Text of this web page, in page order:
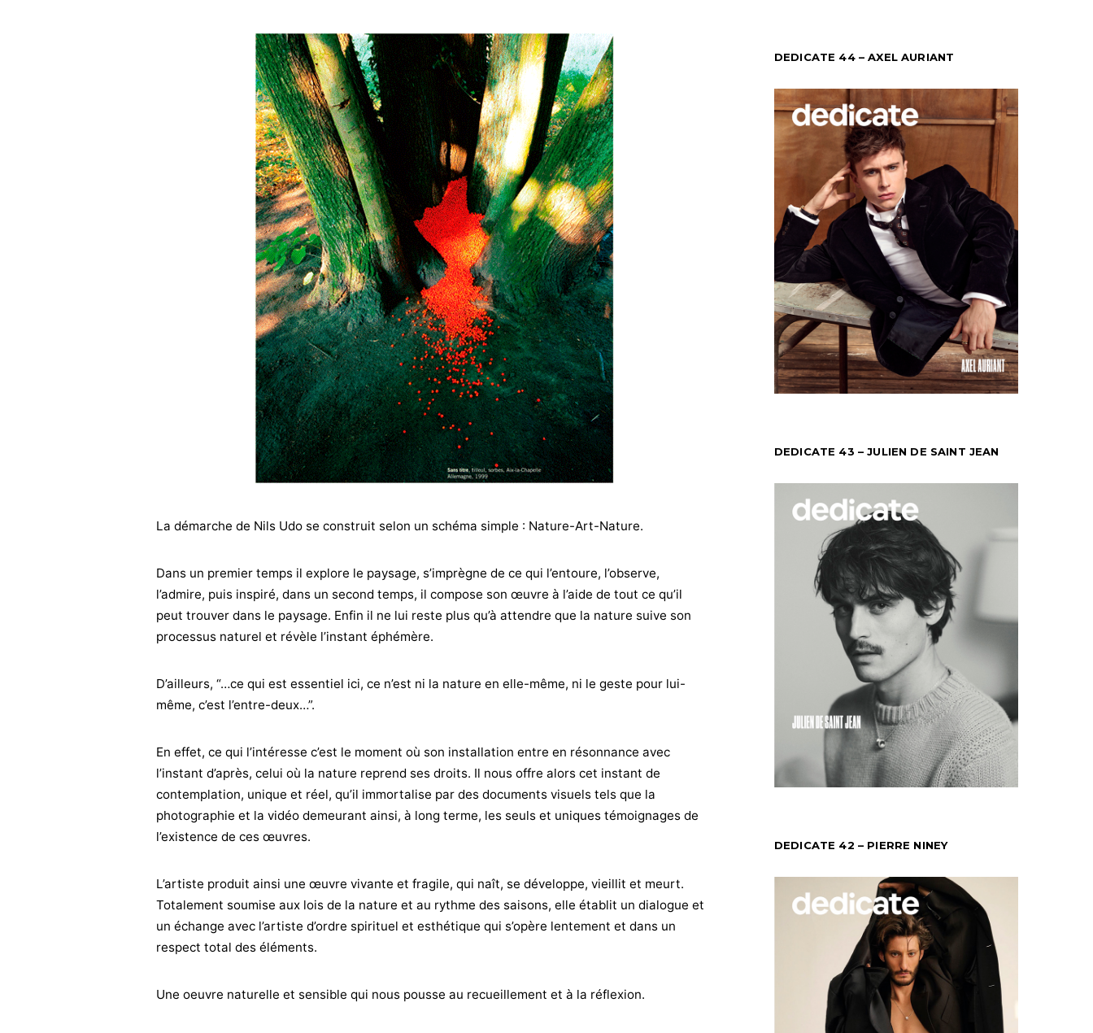
La démarche de Nils Udo se construit selon un schéma simple : Nature-Art-Nature.
Dans un premier temps il explore le paysage, s’imprègne de ce qui l’entoure, l’observe,
l’admire, puis inspiré, dans un second temps, il compose son œuvre à l’aide de tout ce qu’il
peut trouver dans le paysage. Enfin il ne lui reste plus qu’à attendre que la nature suive son
processus naturel et révèle l’instant éphémère.
D’ailleurs, “…ce qui est essentiel ici, ce n’est ni la nature en elle-même, ni le geste pour lui-
même, c’est l’entre-deux…”.
En effet, ce qui l’intéresse c’est le moment où son installation entre en résonnance avec
l’instant d’après, celui où la nature reprend ses droits. Il nous offre alors cet instant de
contemplation, unique et réel, qu’il immortalise par des documents visuels tels que la
photographie et la vidéo demeurant ainsi, à long terme, les seuls et uniques témoignages de
l’existence de ces œuvres.
L’artiste produit ainsi une œuvre vivante et fragile, qui naît, se développe, vieillit et meurt.
Totalement soumise aux lois de la nature et au rythme des saisons, elle établit un dialogue et
un échange avec l’artiste d’ordre spirituel et esthétique qui s’opère lentement et dans un
respect total des éléments.
Une oeuvre naturelle et sensible qui nous pousse au recueillement et à la réflexion.
DEDICATE 44 – AXEL AURIANT
DEDICATE 43 – JULIEN DE SAINT JEAN
DEDICATE 42 – PIERRE NINEY